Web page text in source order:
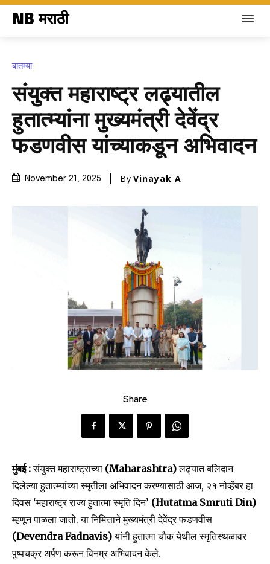
NB मराठी
बातम्या
संयुक्त महाराष्ट्र लढ्यातील
हुतात्म्यांना मुख्यमंत्री देवेंद्र
फडणवीस यांच्याकडून अभिवादन
November 21, 2025 By Vinayak A
Share
मुंबई :संयुक्त महाराष्ट्राच्या (Maharashtra)लढ्यात बलिदान
दिलेल्या हुतात्म्यांच्या स्मृतीला अभिवादन करण्यासाठी आज, २१ नोव्हेंबर हा
दिवस ‘महाराष्ट्र राज्य हुतात्मा स्मृति दिन’ (Hutatma Smruti Din)
म्हणून पाळला जातो. या निमित्ताने मुख्यमंत्री देवेंद्र फडणवीस
(Devendra Fadnavis)यांनी हुतात्मा चौक येथील स्मृतिस्थळावर
पुष्पचक्र अर्पण करून विनम्र अभिवादन केले.